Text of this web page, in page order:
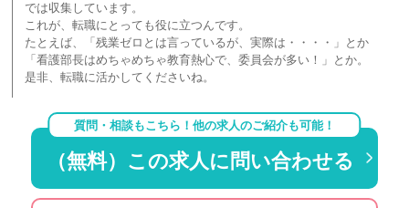
では収集しています。
これが、転職にとっても役に立つんです。
たとえば、「残業ゼロとは言っているが、実際は・・・・」とか
「看護部長はめちゃめちゃ教育熱心で、委員会が多い！」とか。
是非、転職に活かしてくださいね。
質問・相談もこちら！他の求人のご紹介も可能！
（無料）この求人に問い合わせる